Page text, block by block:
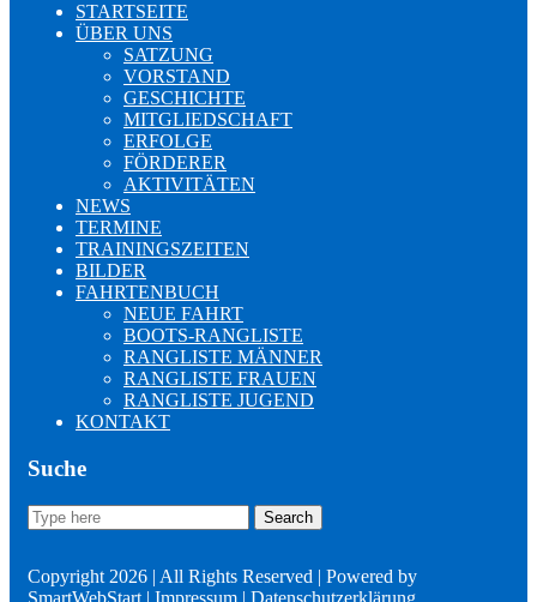
STARTSEITE
ÜBER UNS
SATZUNG
VORSTAND
GESCHICHTE
MITGLIEDSCHAFT
ERFOLGE
FÖRDERER
AKTIVITÄTEN
NEWS
TERMINE
TRAININGSZEITEN
BILDER
FAHRTENBUCH
NEUE FAHRT
BOOTS-RANGLISTE
RANGLISTE MÄNNER
RANGLISTE FRAUEN
RANGLISTE JUGEND
KONTAKT
Suche
Search
for:
Search
Copyright 2026 | All Rights Reserved | Powered by
SmartWebStart | Impressum | Datenschutzerklärung